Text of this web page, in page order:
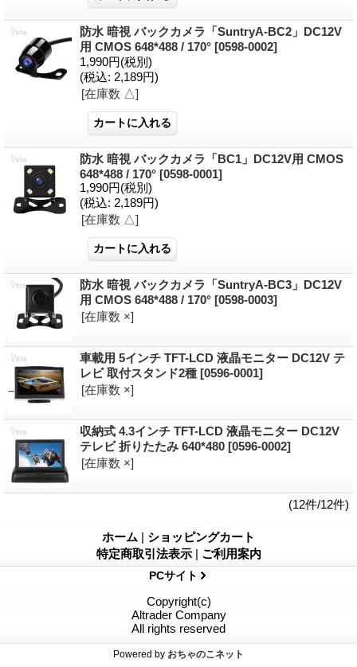
防水 暗視 バックカメラ「SuntryA-BC2」DC12V
用 CMOS 648*488 / 170° [0598-0002]
1,990円(税別)
(税込: 2,189円)
[在庫数 △]
防水 暗視 バックカメラ「BC1」DC12V用 CMOS
648*488 / 170° [0598-0001]
1,990円(税別)
(税込: 2,189円)
[在庫数 △]
防水 暗視 バックカメラ「SuntryA-BC3」DC12V
用 CMOS 648*488 / 170° [0598-0003]
[在庫数 ×]
車載用 5インチ TFT-LCD 液晶モニター DC12V テ
レビ 取付スタンド2種 [0596-0001]
[在庫数 ×]
収納式 4.3インチ TFT-LCD 液晶モニター DC12V
テレビ 折りたたみ 640*480 [0596-0002]
[在庫数 ×]
(12件/12件)
ホーム | ショッピングカート
特定商取引法表示 | ご利用案内
PCサイト
Copyright(c)
Altrader Company
All rights reserved
Powered by おちゃのこネット